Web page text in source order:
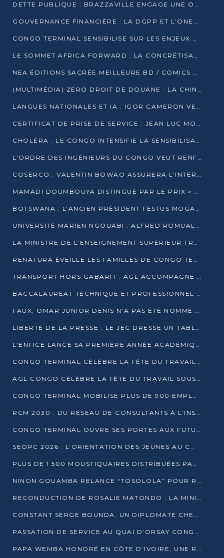
DETTE PUBLIQUE : BRAZZAVILLE ENGAGE UNE OPÉRATION DE RACHAT DE 575 MILLIONS DE DOLLARS
GOUVERNANCE FINANCIÈRE : LA DGPP ET L’ONEC-C VERS UN PARTENARIAT POUR ASSAINIR LES ENTREPRISES PUBLIQUES
CONGO TERMINAL SENSIBILISE SUR LES ENJEUX DE LA SANTÉ MENTALE EN
LE SOMMET AFRICA FORWARD : LA CONCRÉTISATION DE PARTENARIATS ÉQUILIBRÉS ET TOURNÉS VERS L’AVENIR ENTRE LE CONTINENT AFRICAIN ET LA FRANCE
NEA ÉDITIONS SACRÉE MEILLEURE BD / COMICS D’AFRIQUE AU KENYA
(MULTIMÉDIA) ZÉRO DROIT DE DOUANE : LA CHINE ET L’AFRIQUE VERS UNE PROXIMITÉ SANS PRÉCÉDENT (PAPIER GÉNÉRAL)
LANGUES NATIONALES ET IA : IGOR CAMERON VEUT ARRIMER LA STRATÉGIE IA À LA LOI SUR LA RECHERCHE
CERTIFICAT DE PRISE DE SERVICE : JEAN LUC MOUTHOU DÉMENT UNE « FAKE NEWS »
CHOLÉRA : LE CONGO INTENSIFIE LA SENSIBILISATION AU MARCHÉ DE TALANGAÏ
L’ORDRE DES INGÉNIEURS DU CONGO VEUT RENFORCER L’ÉTHIQUE ET LA CRÉDIBILITÉ DE LA PROFESSION
COSERCO : VALENTIN BOWAO ASSURERA L’INTÉRIM À LA TÊTE DU BUREAU EXÉCUTIF NATIONAL
MAMADI DOUMBOUYA DISTINGUÉ PAR LE PRIX « SUPER GRAND BÂTISSEUR BABACAR N’DIAYE »
BOTSWANA : L’ANCIEN PRÉSIDENT FESTUS MOGAE EST MORT À 86 ANS
UNIVERSITÉ MARIEN NGOUABI : ALFRED ROMUALD NGUYA POATY SOUTIENT UNE THÈSE SUR LE PARADOXE DE LA CROISSANCE EN ZONE CEMAC
LA MINISTRE DE L’ENSEIGNEMENT SUPÉRIEUR TRACE SA FEUILLE DE ROUTE
RENATURA ÉVEILLE LES FAMILLES DE CONGO TERMINAL À LA PROTECTION DE L’ENVIRONNEMENT
TRANSPORT HORS GABARIT : AGL ACCOMPAGNE LE DÉVELOPPEMENT DU SECTEUR BRASSICOLE AU CONGO
BACCALAURÉAT TECHNIQUE ET PROFESSIONNEL : 16 352 CANDIDATS LANCÉS DANS LES ÉPREUVES D’EPS
FAUX, OMAR JUNIOR DENIS N’A PAS ÉTÉ NOMMÉ AIDE DE CAMP ADJOINT DE DENIS SASSOU NGUESSO
LIBERTÉ DE LA PRESSE : LE JEC DRESSE UN TABLEAU PRÉOCCUPANT AU CONGO
L’ENFICE LANCE SA PREMIÈRE ANNÉE ACADÉMIQUE AVEC 100 FUTURS ENSEIGNANTS
CONGO TERMINAL CÉLÈBRE LA FÊTE DU TRAVAIL AVEC SES COLLABORATEURS À POINTE-NOIRE
AGL CONGO CÉLÈBRE LA FÊTE DU TRAVAIL SOUS LE SIGNE DE LA COHÉSION
CONGO TERMINAL MOBILISE PLUS DE 900 EMPLOYÉS AUTOUR DE LA SÉCURITÉ AU TRAVAIL
RCM 2030 : DU RÉSEAU DE CONSULTANTS À L’INSTRUMENT DE PUISSANCE EN AFRIQUE FRANCOPHONE
CONGO TERMINAL OUVRE SES PORTES AUX FUTURS INGÉNIEURS AU FORUM DES MÉTIERS D’UCAC-ICAM
SEOPC 2026 : L’ORIENTATION DES JEUNES AU CŒUR DE LA DEUXIÈME ÉDITION
PLUS DE 1 500 MOUSTIQUAIRES DISTRIBUÉES PAR AGL ET CONGO TERMINAL DANS LA LUTTE CONTRE LE PALUDISME
NINON GOUAMBA RELANCE “TOSOLOLA” POUR RENFORCER LE DIALOGUE AVEC LES CITOYENS
RECONDUCTION DE ROSALIE MATONDO : LA MINISTRE PROMET D’ACCÉLÉRER LE TRAITEMENT DES DOSSIERS ET DE RELEVER DE NOUVEAUX DÉFIS
CONSTANT SERGE BOUNDA, UN DIPLOMATE CHEVRONNÉ AUX COMMANDES DES AFFAIRES ÉTRANGÈRES
PASSATION DE SERVICE AU QUAI D’ORSAY CONGOLAIS : GAKOSSO PASSE LE FLAMBEAU À BOUNDA
PAPA WEMBA HONORÉ EN CÔTE D’IVOIRE, UNE RUE PORTE DÉSORMAIS SON NOM